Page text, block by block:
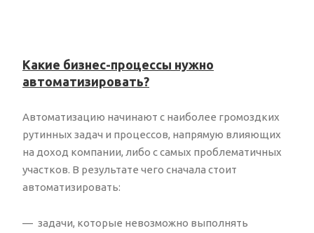
Какие бизнес-процессы нужно
автоматизировать?
Автоматизацию начинают с наиболее громоздких
рутинных задач и процессов, напрямую влияющих
на доход компании, либо с самых проблематичных
участков. В результате чего сначала стоит
автоматизировать:
задачи, которые невозможно выполнять